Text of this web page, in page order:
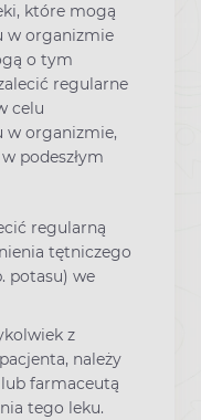
które mogą
w organizmie
o tym
regularne
celu
w organizmie,
podeszłym
regularną
tętniczego
potasu) we
z
należy
farmaceutą
tego leku.